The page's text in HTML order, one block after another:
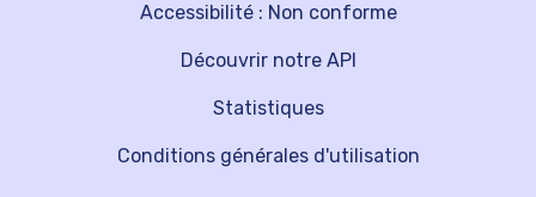
Découvrir notre API
Statistiques
Accessibilité : Non conforme
Conditions générales d'utilisation